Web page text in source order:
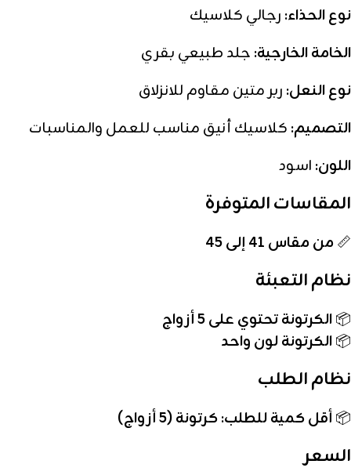
نوع الحذاء: رجالي كلاسيك
الخامة الخارجية: جلد طبيعي بقري
نوع النعل: ربر متين مقاوم للانزلاق
التصميم: كلاسيك أنيق مناسب للعمل والمناسبات
اللون: اسود
المقاسات المتوفرة
📏 من مقاس 41 إلى 45
نظام التعبئة
📦الكرتونة تحتوي على 5 أزواج
📦الكرتونة لون واحد
نظام الطلب
📦أقل كمية للطلب: كرتونة (5 أزواج)
السعر